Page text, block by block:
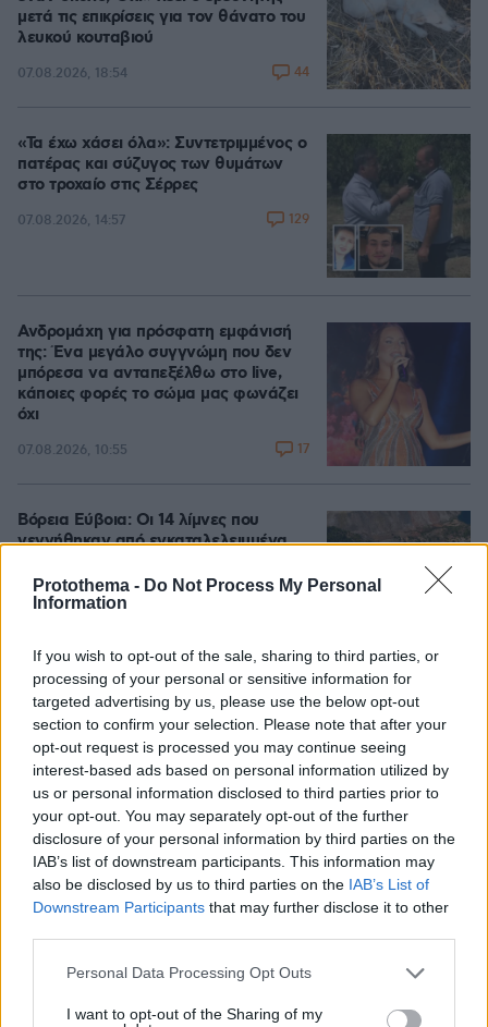
Protothema - Do Not Process My Personal
Information
If you wish to opt-out of the sale, sharing to third parties, or
processing of your personal or sensitive information for
targeted advertising by us, please use the below opt-out
section to confirm your selection. Please note that after your
opt-out request is processed you may continue seeing
interest-based ads based on personal information utilized by
us or personal information disclosed to third parties prior to
your opt-out. You may separately opt-out of the further
disclosure of your personal information by third parties on the
IAB’s list of downstream participants. This information may
also be disclosed by us to third parties on the IAB’s List of
Downstream Participants that may further disclose it to other
Please note that this website/app uses one or more Google
not limited to your visit or usage behaviour. You may click to
Personal Data Processing Opt Outs
I want to opt-out of the Sharing of my
μετά τις επικρίσεις για τον θάνατο του
λευκού κουταβιού
07.08.2026, 18:54 44
«Τα έχω χάσει όλα»: Συντετριμμένος ο
πατέρας και σύζυγος των θυμάτων
στο τροχαίο στις Σέρρες
07.08.2026, 14:57 129
Ανδρομάχη για πρόσφατη εμφάνισή
της: Ένα μεγάλο συγγνώμη που δεν
μπόρεσα να ανταπεξέλθω στο live,
κάποιες φορές το σώμα μας φωνάζει
όχι
07.08.2026, 10:55 17
Βόρεια Εύβοια: Οι 14 λίμνες που
γεννήθηκαν από εγκαταλελειμμένα
μοναδικό οικοσύστημα, δείτε
αεροφωτογραφίες
Η Μαρίνα Βερνίκου έπιασε
λαγοκέφαλο: Δεν υπάρχει κανένας
λόγος να φοβόμαστε ή να
αποφεύγουμε τη θάλασσα, λέει
07.08.2026, 18:13
Games